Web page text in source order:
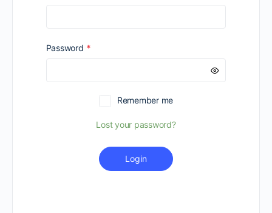
Password *Required
Remember me
Lost your password?
Login